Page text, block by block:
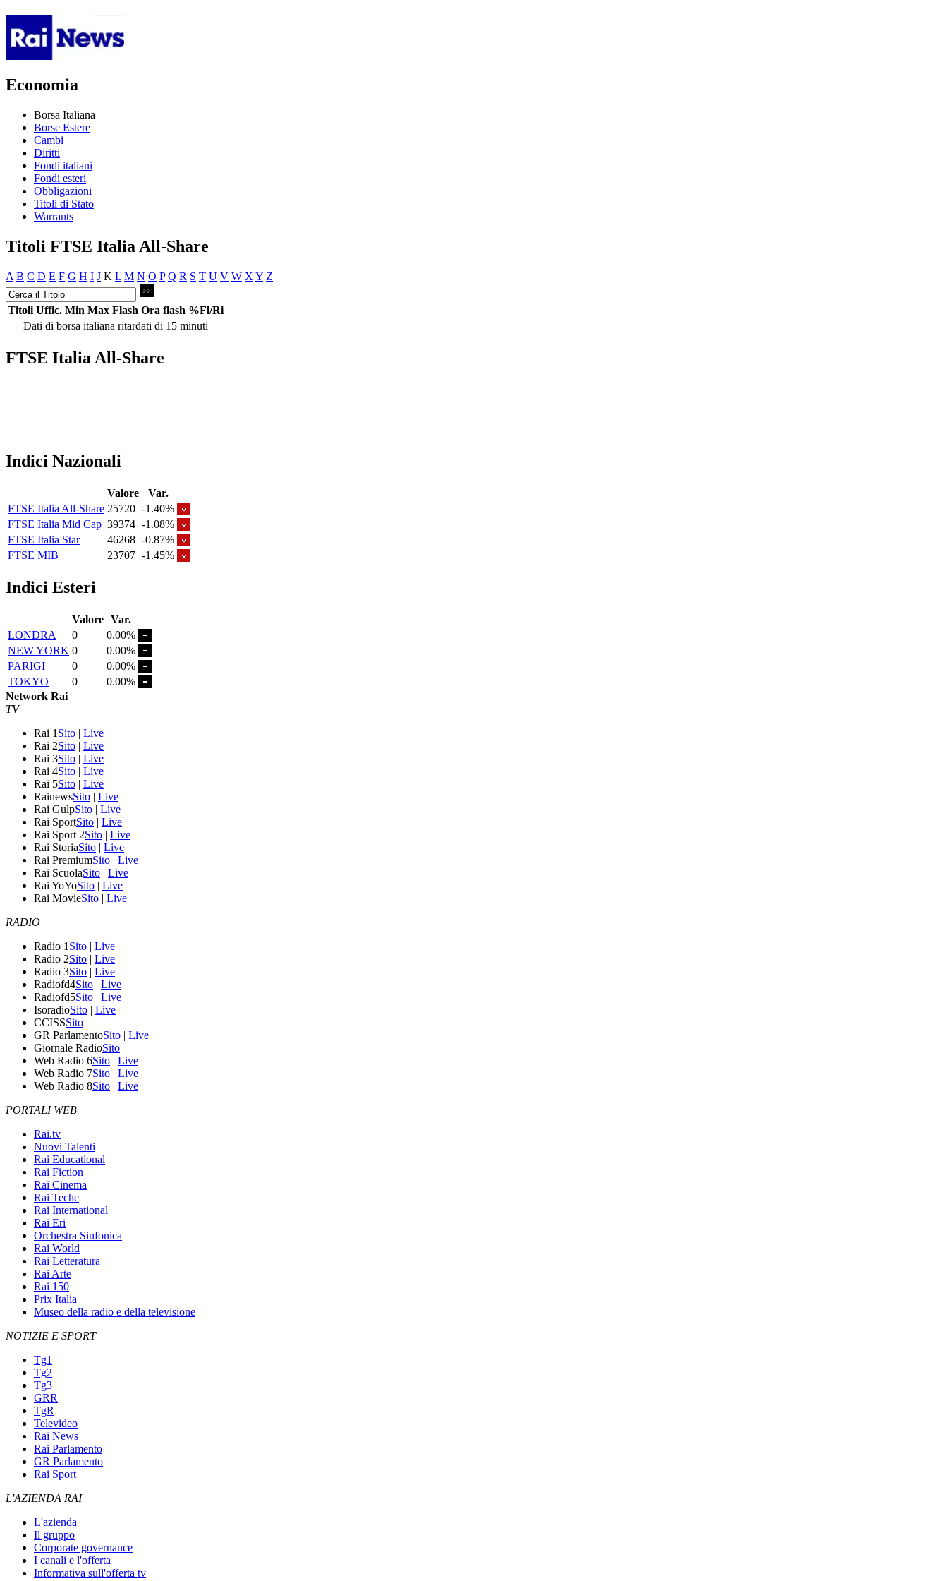
Economia
Borsa Italiana
Borse Estere
Cambi
Diritti
Fondi italiani
Fondi esteri
Obbligazioni
Titoli di Stato
Warrants
Titoli FTSE Italia All-Share
A B C D E F G H I J K L M N O P Q R S T U V W X Y Z
Titoli Uffic. Min Max Flash Ora flash %Fl/Ri
Dati di borsa italiana ritardati di 15 minuti
FTSE Italia All-Share
Indici Nazionali
Valore
Var.
FTSE Italia All-Share 25720 -1.40%
FTSE Italia Mid Cap 39374 -1.08%
FTSE Italia Star
46268 -0.87%
FTSE MIB
23707 -1.45%
Indici Esteri
Valore Var.
LONDRA
0
0.00%
NEW YORK 0
0.00%
PARIGI
0
0.00%
TOKYO
0
0.00%
Network Rai
TV
Rai 1 Sito | Live
Rai 2Sito | Live
Rai 3Sito | Live
Rai 4Sito | Live
Rai 5Sito | Live
RainewsSito | Live
Rai GulpSito | Live
Rai SportSito | Live
Rai Sport 2Sito | Live
Rai StoriaSito | Live
Rai PremiumSito | Live
Rai ScuolaSito | Live
Rai YoYoSito | Live
Rai MovieSito | Live
RADIO
Radio 1 Sito | Live
Radio 2Sito | Live
Radio 3Sito | Live
Radiofd4Sito | Live
Radiofd5Sito | Live
IsoradioSito | Live
CCISSSito
GR ParlamentoSito | Live
Giornale RadioSito
Web Radio 6Sito | Live
Web Radio 7Sito | Live
Web Radio 8Sito | Live
PORTALI WEB
Rai.tv
Nuovi Talenti
Rai Educational
Rai Fiction
Rai Cinema
Rai Teche
Rai International
Rai Eri
Orchestra Sinfonica
Rai World
Rai Letteratura
Rai Arte
Rai 150
Prix Italia
Museo della radio e della televisione
NOTIZIE E SPORT
Tg1
Tg2
Tg3
GRR
TgR
Televideo
Rai News
Rai Parlamento
GR Parlamento
Rai Sport
L'AZIENDA RAI
L'azienda
Il gruppo
Corporate governance
I canali e l'offerta
Informativa sull'offerta tv